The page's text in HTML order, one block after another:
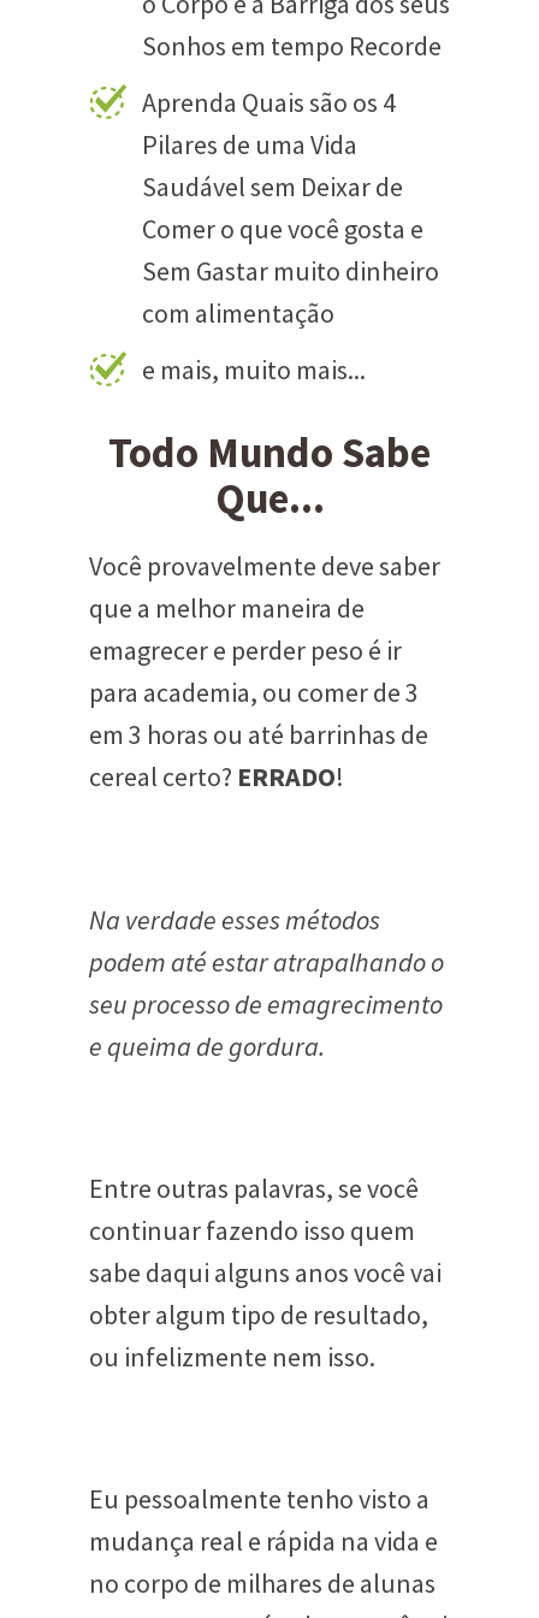
Sonhos em tempo Recorde
Aprenda Quais são os 4
Pilares de uma Vida
Saudável sem Deixar de
Comer o que você gosta e
Sem Gastar muito dinheiro
com alimentação
e mais, muito mais...
Todo Mundo Sabe
Que...
Você provavelmente deve saber
que a melhor maneira de
emagrecer e perder peso é ir
para academia, ou comer de 3
em 3 horas ou até barrinhas de
cereal certo? ERRADO!
Na verdade esses métodos
podem até estar atrapalhando o
seu processo de emagrecimento
e queima de gordura.
Entre outras palavras, se você
continuar fazendo isso quem
sabe daqui alguns anos você vai
obter algum tipo de resultado,
ou infelizmente nem isso.
Eu pessoalmente tenho visto a
mudança real e rápida na vida e
no corpo de milhares de alunas